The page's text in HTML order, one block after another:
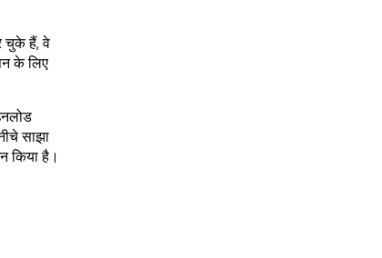
चुके हैं, वे
के लिए
साझा
किया है।